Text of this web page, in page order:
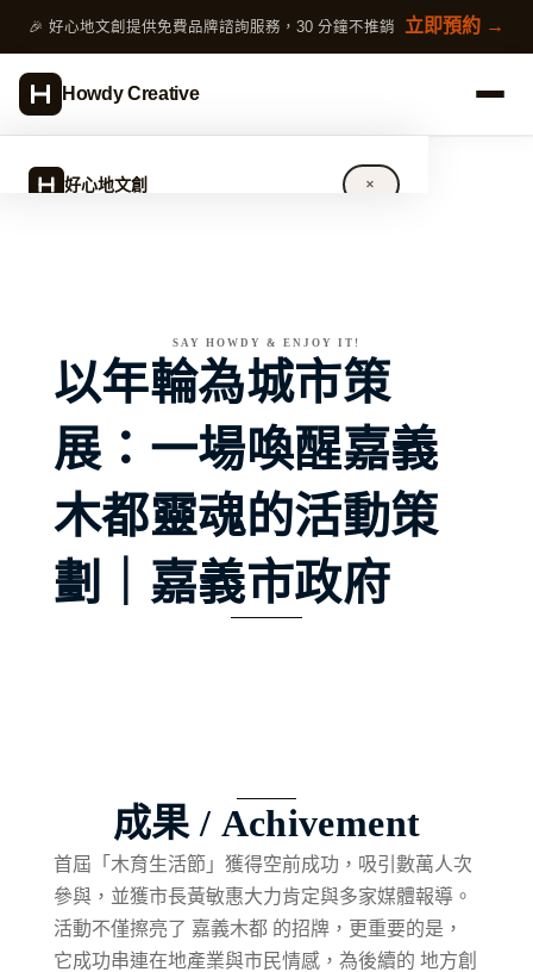
🎉 好心地文創提供免費品牌諮詢服務，30 分鐘不推銷 立即預約 →
Howdy Creative
好心地文創 ✕
完整指南
作品案例
專欄文章
聯絡方式
SAY HOWDY & ENJOY IT!
以年輪為城市策
展：一場喚醒嘉義
木都靈魂的活動策
劃｜嘉義市政府
成果 / Achivement
首屆「木育生活節」獲得空前成功，吸引數萬人次
參與，並獲市長黃敏惠大力肯定與多家媒體報導。
活動不僅擦亮了 嘉義木都 的招牌，更重要的是，
它成功串連在地產業與市民情感，為後續的 地方創